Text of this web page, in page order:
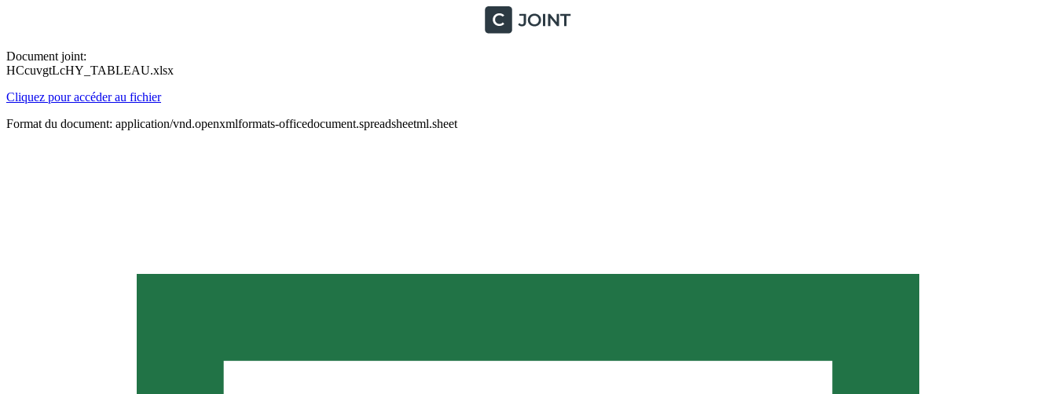
Document joint:
HCcuvgtLcHY_TABLEAU.xlsx
Cliquez pour accéder au fichier
Format du document: application/vnd.openxmlformats-officedocument.spreadsheetml.sheet